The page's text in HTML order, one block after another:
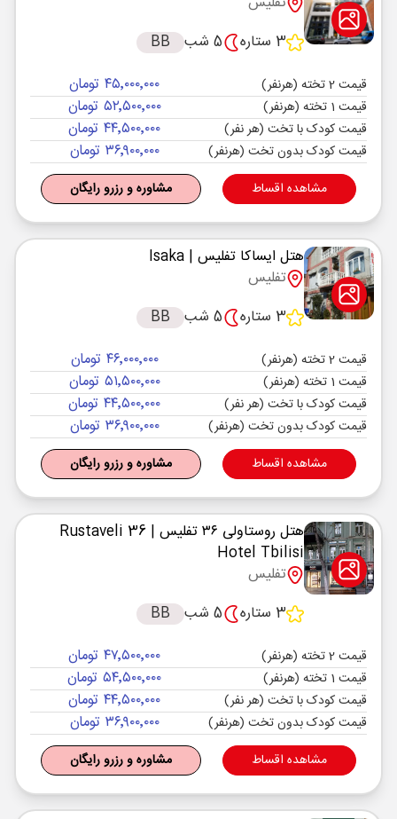
3 ستاره
5 شب BB
قیمت 2 تخته (هرنفر) ۴۵٬۰۰۰٬۰۰۰ تومان
قیمت 1 تخته (هرنفر) ۵۲٬۵۰۰٬۰۰۰ تومان
قیمت کودک با تخت (هر نفر) ۴۴٬۵۰۰٬۰۰۰ تومان
قیمت کودک بدون تخت (هرنفر) ۳۶٬۹۰۰٬۰۰۰ تومان
مشاهده اقساط مشاوره و رزرو رایگان
هتل ایساکا تفلیس | Isaka
تفلیس
3 ستاره
5 شب BB
قیمت 2 تخته (هرنفر) ۴۶٬۰۰۰٬۰۰۰ تومان
قیمت 1 تخته (هرنفر) ۵۱٬۵۰۰٬۰۰۰ تومان
قیمت کودک با تخت (هر نفر) ۴۴٬۵۰۰٬۰۰۰ تومان
قیمت کودک بدون تخت (هرنفر) ۳۶٬۹۰۰٬۰۰۰ تومان
مشاهده اقساط مشاوره و رزرو رایگان
هتل روستاولی ۳۶ تفلیس
| Rustaveli 36
Hotel Tbilisi
تفلیس
3 ستاره
5 شب BB
قیمت 2 تخته (هرنفر) ۴۷٬۵۰۰٬۰۰۰ تومان
قیمت 1 تخته (هرنفر) ۵۴٬۵۰۰٬۰۰۰ تومان
قیمت کودک با تخت (هر نفر) ۴۴٬۵۰۰٬۰۰۰ تومان
قیمت کودک بدون تخت (هرنفر) ۳۶٬۹۰۰٬۰۰۰ تومان
مشاهده اقساط مشاوره و رزرو رایگان